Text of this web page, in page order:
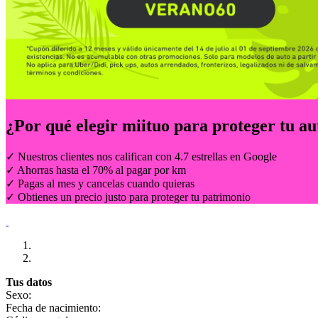
¿Por qué elegir miituo para proteger tu
✓ Nuestros clientes nos califican con 4.7 estrellas en Google
✓ Ahorras hasta el 70% al pagar por km
✓ Pagas al mes y cancelas cuando quieras
✓ Obtienes un precio justo para proteger tu patrimonio
Tus datos
Sexo:
Fecha de nacimiento: